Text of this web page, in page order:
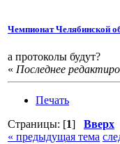
Чемпионат Челябинской
а протоколы будут?
« Последнее
Печать
Страницы: [1] Вверх
« предыдущая тема